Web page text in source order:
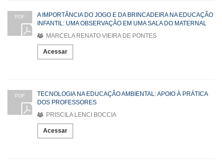
PDF
A IMPORTÂNCIA DO JOGO E DA BRINCADEIRA NA EDUCAÇÃO
INFANTIL: UMA OBSERVAÇÃO EM UMA SALA DO MATERNAL
MARCELA RENATO VIEIRA DE PONTES
Acessar
PDF
TECNOLOGIA NA EDUCAÇÃO AMBIENTAL: APOIO À PRÁTICA
DOS PROFESSORES
PRISCILA LENCI BOCCIA
Acessar